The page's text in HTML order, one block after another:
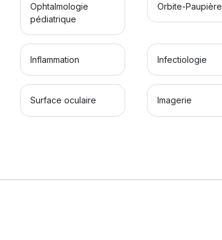
Ophtalmologie
pédiatrique
Orbite-Paupière
Inflammation Infectiologie
Surface oculaire Imagerie